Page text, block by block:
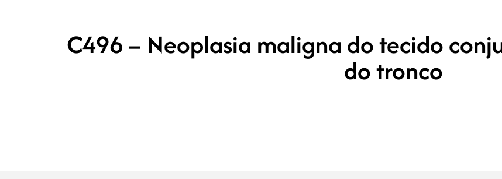
C496 – Neoplasia maligna do tecido
do tronco